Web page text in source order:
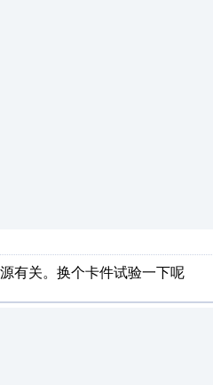
有关。换个卡件试验一下呢